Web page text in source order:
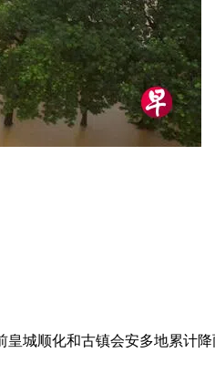
城顺化和古镇会安多地累计